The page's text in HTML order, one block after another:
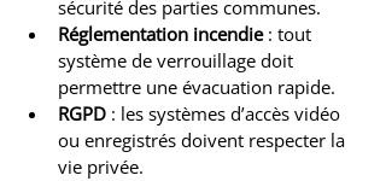
sécurité des parties communes.
Réglementation incendie : tout
système de verrouillage doit
permettre une évacuation rapide.
RGPD : les systèmes d’accès vidéo
ou enregistrés doivent respecter la
vie privée.